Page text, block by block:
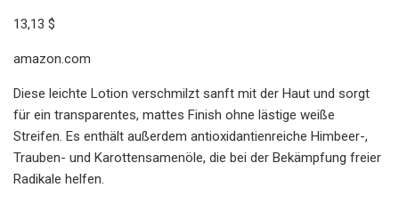
13,13 $
amazon.com
Diese leichte Lotion verschmilzt sanft mit der Haut und sorgt
für ein transparentes, mattes Finish ohne lästige weiße
Streifen. Es enthält außerdem antioxidantienreiche Himbeer-,
Trauben- und Karottensamenöle, die bei der Bekämpfung freier
Radikale helfen.